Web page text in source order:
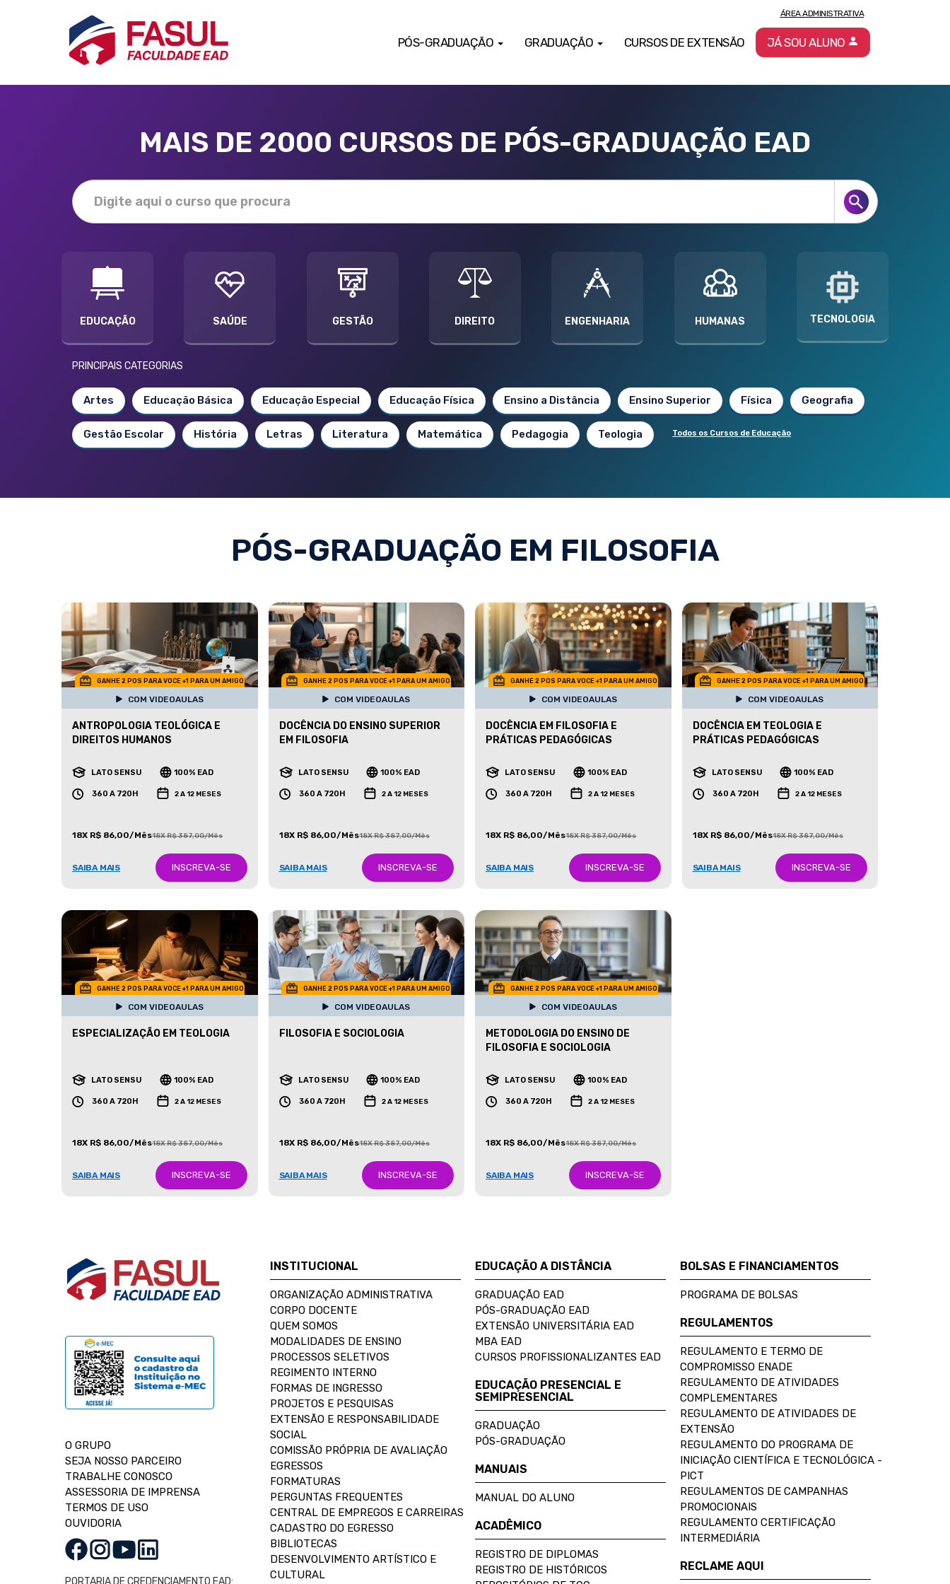
PÓS-GRADUAÇÃO GRADUAÇÃO CURSOS DE EXTENSÃO
ÁREA ADMINISTRATIVA
JÁ SOU ALUNO
MAIS DE 2000 CURSOS DE PÓS-GRADUAÇÃO EAD
EDUCAÇÃO SAÚDE GESTÃO DIREITO ENGENHARIA HUMANAS TECNOLOGIA
PRINCIPAIS CATEGORIAS
Artes Educação Básica Educação Especial Educação Física Ensino a Distância Ensino Superior Física Geografia
Gestão Escolar História Letras Literatura Matemática Pedagogia Teologia Todos os Cursos de Educação
PÓS-GRADUAÇÃO EM FILOSOFIA
GANHE 2 POS PARA VOCE +1 PARA UM AMIGO
COM VIDEOAULAS
ANTROPOLOGIA TEOLÓGICA E
DIREITOS HUMANOS
LATO SENSU 100% EAD
360 A 720H 2 A 12 MESES
18X R$ 86,00/Mês18X R$ 387,00/Mês
SAIBA MAIS INSCREVA-SE
GANHE 2 POS PARA VOCE +1 PARA UM AMIGO
COM VIDEOAULAS
DOCÊNCIA DO ENSINO SUPERIOR
EM FILOSOFIA
LATO SENSU 100% EAD
360 A 720H 2 A 12 MESES
18X R$ 86,00/Mês18X R$ 387,00/Mês
SAIBA MAIS INSCREVA-SE
GANHE 2 POS PARA VOCE +1 PARA UM AMIGO
COM VIDEOAULAS
DOCÊNCIA EM FILOSOFIA E
PRÁTICAS PEDAGÓGICAS
LATO SENSU 100% EAD
360 A 720H 2 A 12 MESES
18X R$ 86,00/Mês18X R$ 387,00/Mês
SAIBA MAIS INSCREVA-SE
GANHE 2 POS PARA VOCE +1 PARA UM AMIGO
COM VIDEOAULAS
DOCÊNCIA EM TEOLOGIA E
PRÁTICAS PEDAGÓGICAS
LATO SENSU 100% EAD
360 A 720H 2 A 12 MESES
18X R$ 86,00/Mês18X R$ 387,00/Mês
SAIBA MAIS INSCREVA-SE
GANHE 2 POS PARA VOCE +1 PARA UM AMIGO
COM VIDEOAULAS
ESPECIALIZAÇÃO EM TEOLOGIA
LATO SENSU 100% EAD
360 A 720H 2 A 12 MESES
18X R$ 86,00/Mês18X R$ 387,00/Mês
SAIBA MAIS INSCREVA-SE
GANHE 2 POS PARA VOCE +1 PARA UM AMIGO
COM VIDEOAULAS
FILOSOFIA E SOCIOLOGIA
LATO SENSU 100% EAD
360 A 720H 2 A 12 MESES
18X R$ 86,00/Mês18X R$ 387,00/Mês
SAIBA MAIS INSCREVA-SE
GANHE 2 POS PARA VOCE +1 PARA UM AMIGO
COM VIDEOAULAS
METODOLOGIA DO ENSINO DE
FILOSOFIA E SOCIOLOGIA
LATO SENSU 100% EAD
360 A 720H 2 A 12 MESES
18X R$ 86,00/Mês18X R$ 387,00/Mês
SAIBA MAIS INSCREVA-SE
O GRUPO
SEJA NOSSO PARCEIRO
TRABALHE CONOSCO
ASSESSORIA DE IMPRENSA
TERMOS DE USO
OUVIDORIA
PORTARIA DE CREDENCIAMENTO EAD:
INSTITUCIONAL
ORGANIZAÇÃO ADMINISTRATIVA
CORPO DOCENTE
QUEM SOMOS
MODALIDADES DE ENSINO
PROCESSOS SELETIVOS
REGIMENTO INTERNO
FORMAS DE INGRESSO
PROJETOS E PESQUISAS
EXTENSÃO E RESPONSABILIDADE
SOCIAL
COMISSÃO PRÓPRIA DE AVALIAÇÃO
EGRESSOS
FORMATURAS
PERGUNTAS FREQUENTES
CENTRAL DE EMPREGOS E CARREIRAS
CADASTRO DO EGRESSO
BIBLIOTECAS
DESENVOLVIMENTO ARTÍSTICO E
CULTURAL
EDUCAÇÃO A DISTÂNCIA
GRADUAÇÃO EAD
PÓS-GRADUAÇÃO EAD
EXTENSÃO UNIVERSITÁRIA EAD
MBA EAD
CURSOS PROFISSIONALIZANTES EAD
EDUCAÇÃO PRESENCIAL E
SEMIPRESENCIAL
GRADUAÇÃO
PÓS-GRADUAÇÃO
MANUAIS
MANUAL DO ALUNO
ACADÊMICO
REGISTRO DE DIPLOMAS
REGISTRO DE HISTÓRICOS
BOLSAS E FINANCIAMENTOS
PROGRAMA DE BOLSAS
REGULAMENTOS
REGULAMENTO E TERMO DE
COMPROMISSO ENADE
REGULAMENTO DE ATIVIDADES
COMPLEMENTARES
REGULAMENTO DE ATIVIDADES DE
EXTENSÃO
REGULAMENTO DO PROGRAMA DE
INICIAÇÃO CIENTÍFICA E TECNOLÓGICA -
PICT
REGULAMENTOS DE CAMPANHAS
PROMOCIONAIS
REGULAMENTO CERTIFICAÇÃO
INTERMEDIÁRIA
RECLAME AQUI